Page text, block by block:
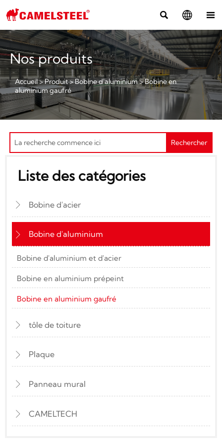
  
Nos produits
Accueil>Produit>Bobine d'aluminium>Bobine en
aluminium gaufré
Rechercher
Liste des catégories
 Bobine d'acier
 Bobine d'aluminium
Bobine d'aluminium et d'acier
Bobine en aluminium prépeint
Bobine en aluminium gaufré
 tôle de toiture
 Plaque
 Panneau mural
 CAMELTECH